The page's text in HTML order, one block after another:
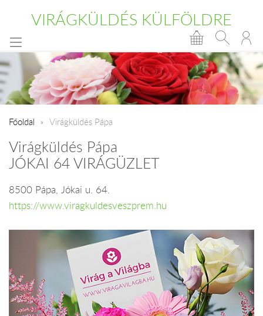
VIRÁGKÜLDÉS KÜLFÖLDRE
Főoldal Virágküldés Pápa
Virágküldés Pápa
JÓKAI 64 VIRÁGÜZLET
8500 Pápa, Jókai u. 64.
https://www.viragkuldesveszprem.hu